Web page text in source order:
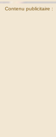
Contenu publicitaire :